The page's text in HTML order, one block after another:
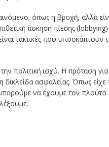
όπως η βροχή, αλλά
άσκηση πίεσης (lobbying)
τακτικές που υποσκάπτουν
πολιτική ισχύ. Η πρόταση για
δικλείδα ασφαλείας. Όπως είχε
να έχουμε τον πλούτο